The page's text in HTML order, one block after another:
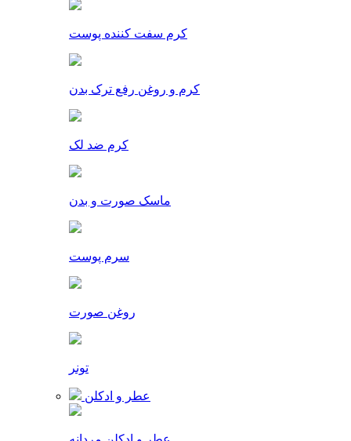
کرم سفت کننده پوست
کرم و روغن رفع ترک بدن
کرم ضد لک
ماسک صورت و بدن
سرم پوست
روغن صورت
تونر
عطر و ادکلن